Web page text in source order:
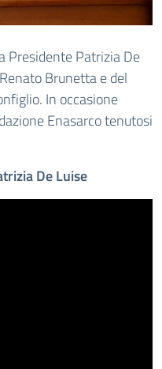
Presidente Patrizia De
Brunetta e del
In occasione
Enasarco tenutosi
De Luise